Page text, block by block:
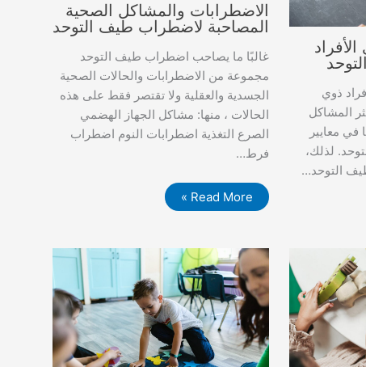
ذوي
المشاكل
في معايير
لذلك،
التوحد…
الاضطرابات والمشاكل الصحية
المصاحبة لاضطراب طيف التوحد
غالبًا ما يصاحب اضطراب طيف التوحد
مجموعة من الاضطرابات والحالات الصحية
الجسدية والعقلية ولا تقتصر فقط على هذه
الحالات ، منها: مشاكل الجهاز الهضمي
الصرع التغذية اضطرابات النوم اضطراب
فرط…
Read More »